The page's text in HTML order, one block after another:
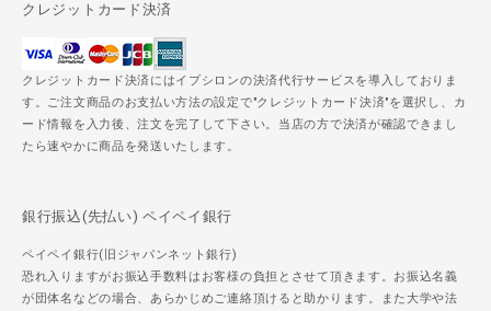
クレジットカード決済
クレジットカード決済にはイプシロンの決済代行サービスを導入しておりま
す。ご注文商品のお支払い方法の設定で"クレジットカード決済"を選択し、カ
ード情報を入力後、注文を完了して下さい。当店の方で決済が確認できまし
たら速やかに商品を発送いたします。
銀行振込(先払い) ペイペイ銀行
ペイペイ銀行(旧ジャパンネット銀行)
恐れ入りますがお振込手数料はお客様の負担とさせて頂きます。お振込名義
が団体名などの場合、あらかじめご連絡頂けると助かります。また大学や法